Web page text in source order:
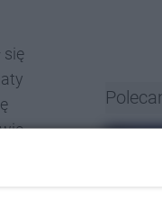
się
r.